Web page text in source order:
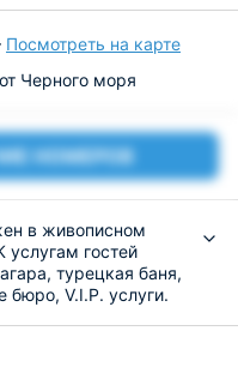
Посмотреть на карте
Черного моря
НОМЕРОВ
в живописном
гостей
турецкая баня,
V.I.P. услуги.